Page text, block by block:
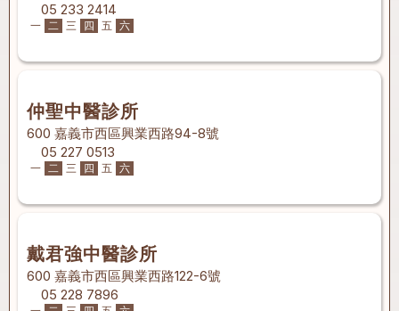
05 233 2414
一 二 三 四 五 六
仲聖中醫診所
600 嘉義市西區興業西路94-8號
05 227 0513
一 二 三 四 五 六
戴君強中醫診所
600 嘉義市西區興業西路122-6號
05 228 7896